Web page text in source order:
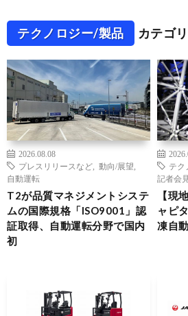
テクノロジー/製品 カテゴ
2026.08.08
プレスリリースなど
動向/展望
自動運転
T2が品質マネジメントシステ
ムの国際規格「ISO9001」認
証取得、自動運転分野で国内
初
テク
記者会
【現
ャピ
凍自